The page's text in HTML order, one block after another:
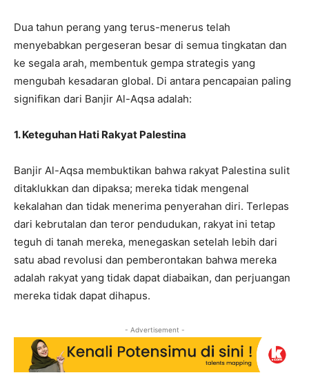
Dua tahun perang yang terus-menerus telah
menyebabkan pergeseran besar di semua tingkatan dan
ke segala arah, membentuk gempa strategis yang
mengubah kesadaran global. Di antara pencapaian paling
signifikan dari Banjir Al-Aqsa adalah:
1. Keteguhan Hati Rakyat Palestina
Banjir Al-Aqsa membuktikan bahwa rakyat Palestina sulit
ditaklukkan dan dipaksa; mereka tidak mengenal
kekalahan dan tidak menerima penyerahan diri. Terlepas
dari kebrutalan dan teror pendudukan, rakyat ini tetap
teguh di tanah mereka, menegaskan setelah lebih dari
satu abad revolusi dan pemberontakan bahwa mereka
adalah rakyat yang tidak dapat diabaikan, dan perjuangan
mereka tidak dapat dihapus.
- Advertisement -